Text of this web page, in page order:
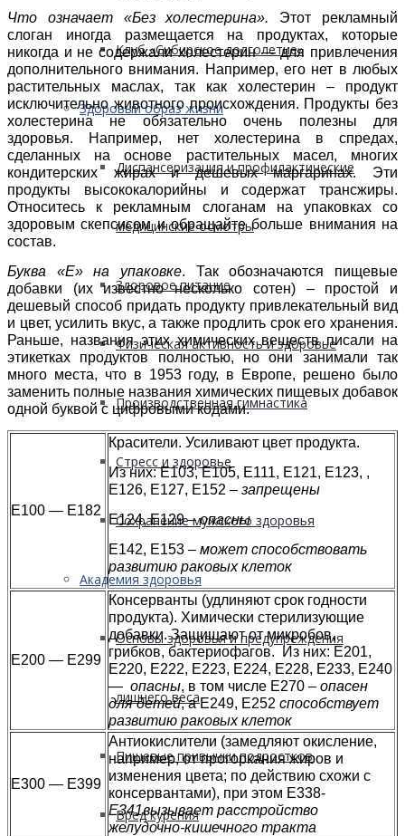
Клуб «Сибирское долголетие»
Здоровый образ жизни
Диспансеризация и профилактические
медицинские осмотры
Здоровое питание
Физическая активность и здоровье
Производственная гимнастика
Стресс и здоровье
Сохранение мужского здоровья
Академия здоровья
Основы здоровья и предупреждения
лишнего веса
Пищевые привычки подростков
Вред курения
Что означает «Без холестерина». Этот рекламный
слоган иногда размещается на продуктах, которые
никогда и не содержали холестерин — для привлечения
дополнительного внимания. Например, его нет в любых
растительных маслах, так как холестерин – продукт
исключительно животного происхождения. Продукты без
холестерина не обязательно очень полезны для
здоровья. Например, нет холестерина в спредах,
сделанных на основе растительных масел, многих
кондитерских жирах и дешевых маргаринах. Эти
продукты высококалорийны и содержат трансжиры.
Относитесь к рекламным слоганам на упаковках со
здоровым скепсисом и обращайте больше внимания на
состав.
Буква «Е» на упаковке. Так обозначаются пищевые
добавки (их известно несколько сотен) – простой и
дешевый способ придать продукту привлекательный вид
и цвет, усилить вкус, а также продлить срок его хранения.
Раньше, названия этих химических веществ писали на
этикетках продуктов полностью, но они занимали так
много места, что в 1953 году, в Европе, решено было
заменить полные названия химических пищевых добавок
одной буквой с цифровыми кодами.
Е100 — Е182
Красители. Усиливают цвет продукта.
Из них: Е103, Е105, Е111, Е121, Е123, ,
Е126, Е127, Е152 – запрещены
Е124, Е129 –опасны
Е142, Е153 – может способствовать
развитию раковых клеток
Е200 — Е299
Консерванты (удлиняют срок годности
продукта). Химически стерилизующие
добавки. Защищают от микробов,
грибков, бактериофагов. Из них: Е201,
Е220, Е222, Е223, Е224, Е228, Е233, Е240
— опасны, в том числе Е270 – опасен
для детей, а Е249, Е252 способствует
развитию раковых клеток
Е300 — Е399
Антиокислители (замедляют окисление,
например, от прогоркания жиров и
изменения цвета; по действию схожи с
консервантами), при этом Е338-
Е341вызывает расстройство
желудочно-кишечного тракта